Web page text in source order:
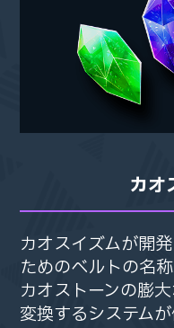
カオ
カオスイズムが開発
ためのベルトの名称
カオストーンの膨
変換するシステムが
カオスイズムが開発
ためのベルトの名称
カオストーンの膨
変換するシステムが